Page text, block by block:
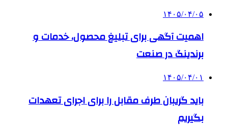
۱۴۰۵/۰۴/۰۵
اهمیت آگهی برای تبلیغ محصول، خدمات و
برندینگ در صنعت
۱۴۰۵/۰۴/۰۱
باید گریبان طرف مقابل را برای اجرای تعهدات
بگیریم